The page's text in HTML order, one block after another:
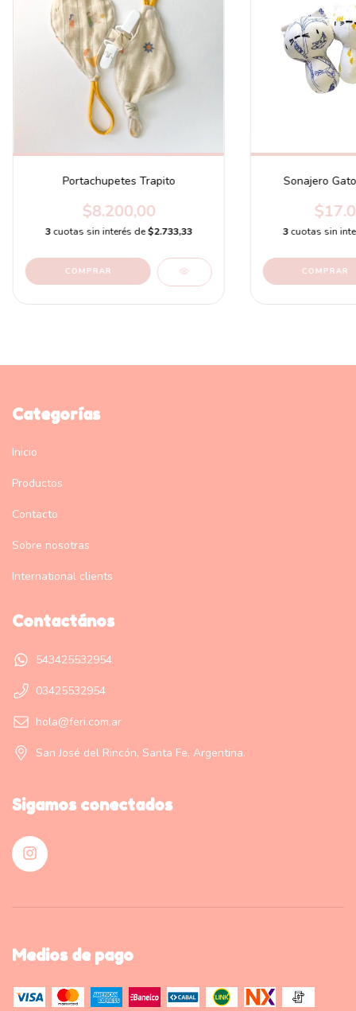
Portachupetes Trapito
$8.200,00
3cuotas sin interés de$2.733,33
Sonajero
3 cuotas sin
COMPRAR
Categorías
Inicio
Productos
Contacto
Sobre nosotras
International clients
Contactános
543425532954
03425532954
hola@feri.com.ar
San José del Rincón, Santa Fe, Argentina.
Sigamos conectados
Medios de pago